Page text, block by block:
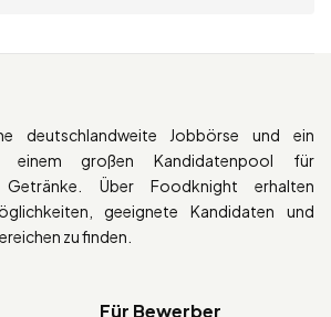
deutschlandweite Jobbörse und ein
einem großen Kandidatenpool für
Über Foodknight erhalten
geeignete Kandidaten und
zu finden.
Für Bewerber